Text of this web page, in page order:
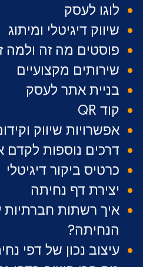
לוגו לעסק
שיווק דיגיטלי ומיתוג
פוסטים מה זה ולמה
שירותים מקצועיים
בניית אתר לעסק
קוד QR
אפשרויות שיווק
דרכים נוספות לקדם
כרטיס ביקור דיגיטלי
יצירת דף נחיתה
איך רשתות חברתיות
הנחיתה?
עיצוב נכון של דפי